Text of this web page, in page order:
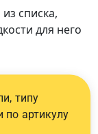
списка,
для него
типу
по артикулу